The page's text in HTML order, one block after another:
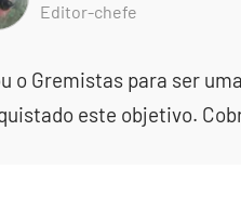
Editor-chefe
o Gremistas para ser
este objetivo.